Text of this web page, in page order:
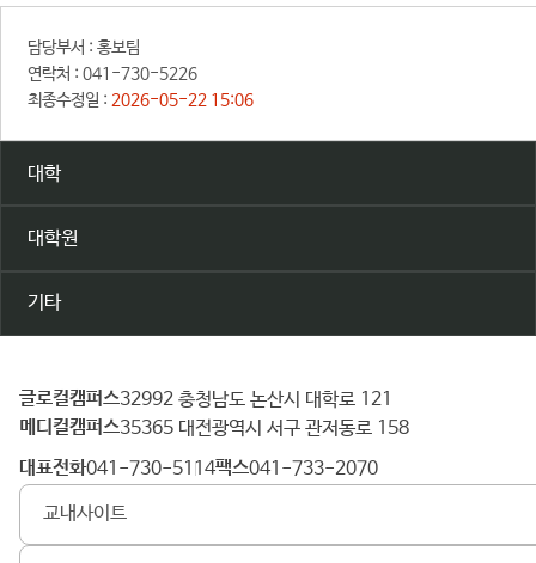
담당부서 : 홍보팀
연락처 : 041-730-5226
최종수정일 : 2026-05-22 15:06
대학
대학원
기타
건
양
대
학
글로컬캠퍼스 32992 충청남도 논산시 대학로 121
메디컬캠퍼스 35365 대전광역시 서구 관저동로 158
대표전화 041-730-5114 팩스 041-733-2070
교내사이트